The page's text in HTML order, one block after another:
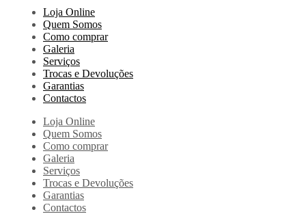
Loja Online
Quem Somos
Como comprar
Galeria
Serviços
Trocas e Devoluções
Garantias
Contactos
Loja Online
Quem Somos
Como comprar
Galeria
Serviços
Trocas e Devoluções
Garantias
Contactos